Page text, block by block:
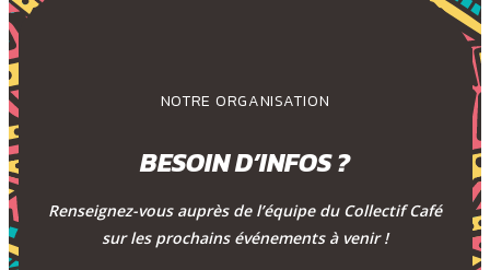
NOTRE ORGANISATION
BESOIN D’INFOS ?
Renseignez-vous auprès de l’équipe du Collectif Café
sur les prochains événements à venir !